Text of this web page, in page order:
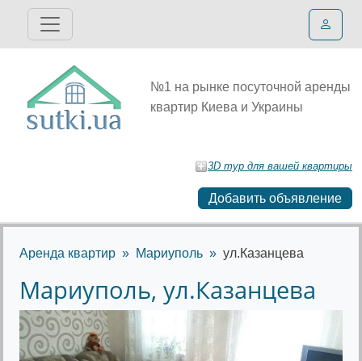
№1 на рынке посуточной аренды
квартир Киева и Украины
3D тур для вашей квартиры
Добавить объявление
Аренда квартир Мариуполь ул.Казанцева
Мариуполь, ул.Казанцева